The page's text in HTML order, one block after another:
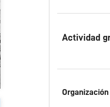
Actividad